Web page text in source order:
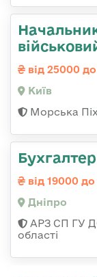
від 25000
Київ
Морська
Бухгалтер
від 19000
Дніпро
АРЗ СП ГУ
області